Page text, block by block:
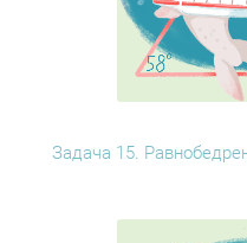
Задача 15.